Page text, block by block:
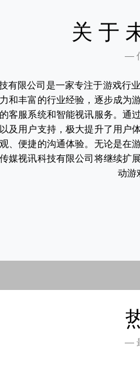
关于
—
有限公司是一家专注于游戏行
和丰富的行业经验，逐步成
客服系统和智能视讯服务。
及用户支持，极大提升了用
、便捷的沟通体验。无论是
媒视讯科技有限公司将继续
动游
—